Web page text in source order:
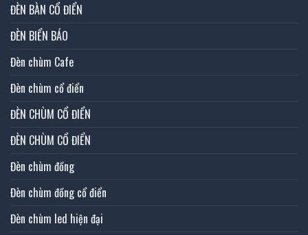
ĐÈN BÀN CỔ ĐIỂN
ĐÈN BIỂN BÁO
Đèn chùm Cafe
Đèn chùm cổ điển
ĐÈN CHÙM CỔ ĐIỂN
ĐÈN CHÙM CỔ ĐIỂN
Đèn chùm đồng
Đèn chùm đồng cổ điển
Đèn chùm led hiện đại